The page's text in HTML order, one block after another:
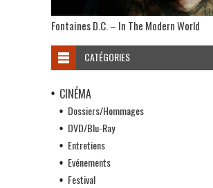
Fontaines D.C. – In The Modern World
CATÉGORIES
CINÉMA
Dossiers/Hommages
DVD/Blu-Ray
Entretiens
Evénements
Festival